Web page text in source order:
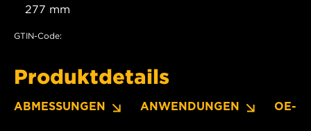
277 mm
GTIN-Code:
Produktdetails
ABMESSUNGEN ANWENDUNGEN OE-